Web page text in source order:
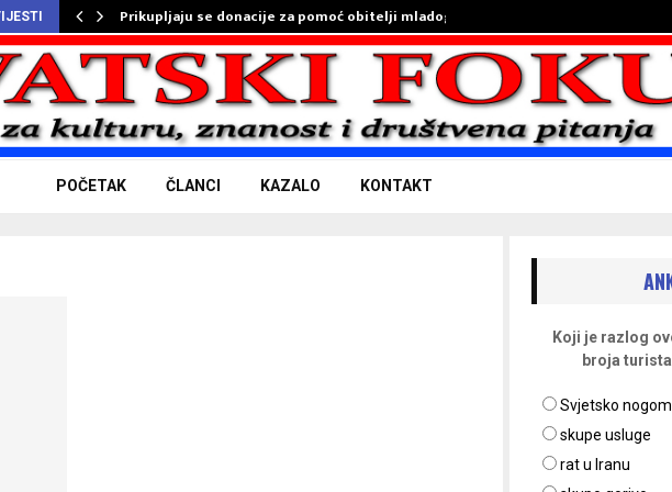
Prikupljaju se donacije za pomoć obitelji mladog…
POČETAK ČLANCI KAZALO KONTAKT
Koji je razlog
broja
Svjetsko
skupe usluge
rat u Iranu